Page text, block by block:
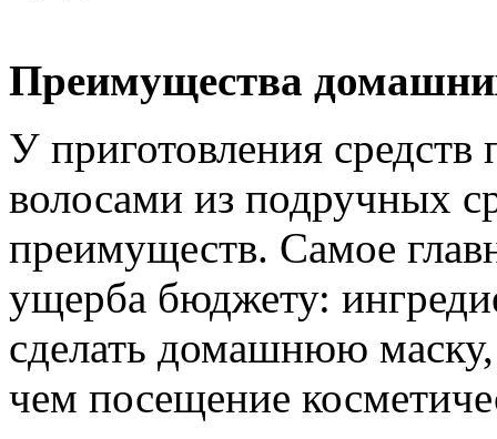
Преимущества
У приготовления
волосами из подручных
преимуществ. Самое
ущерба бюджету:
сделать домашнюю
чем посещение